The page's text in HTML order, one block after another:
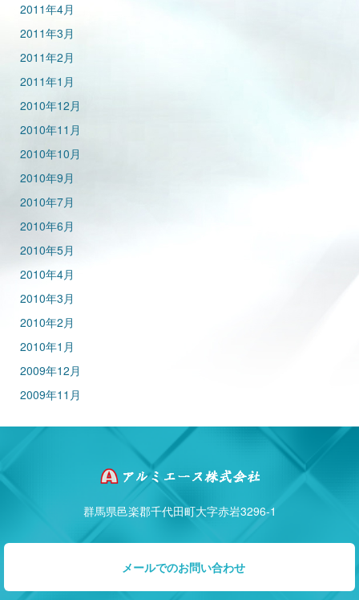
2011年4月
2011年3月
2011年2月
2011年1月
2010年12月
2010年11月
2010年10月
2010年9月
2010年7月
2010年6月
2010年5月
2010年4月
2010年3月
2010年2月
2010年1月
2009年12月
2009年11月
群馬県邑楽郡千代田町大字赤岩3296-1
メールでのお問い合わせ